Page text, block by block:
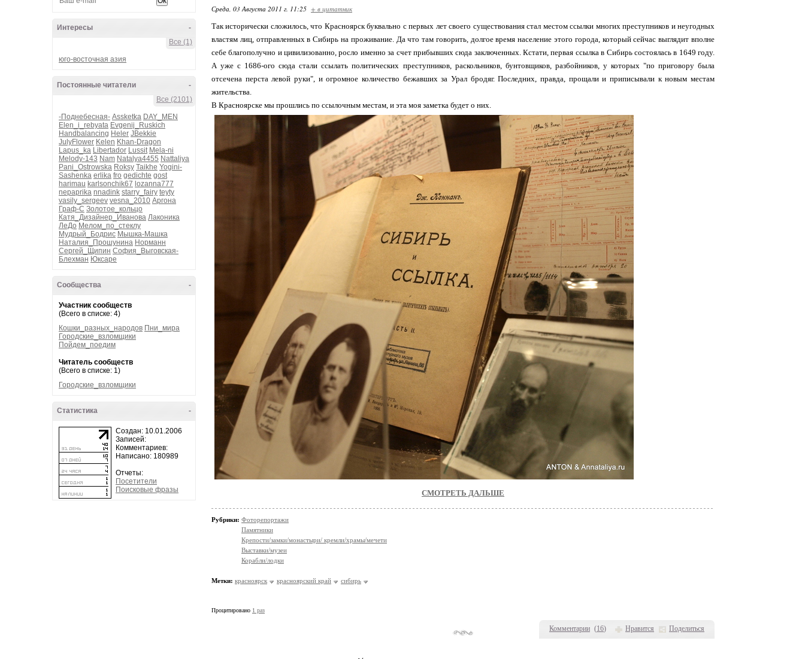
-
Интересы
Все (1)
юго-восточная азия
-
Постоянные читатели
Все (2101)
-Поднебесная- Assketka DAY_MEN
Elen_i_rebyata Evgenij_Ruskich
Handbalancing Heler JBekkie
JulyFlower Kelen Khan-Dragon
Lapus_ka Libertador Lussit Mela-ni
Melody-143 Nam Natalya4455 Nattaliya
Pani_Ostrowska Roksy Taikhe Yogini-
Sashenka erlika fro gedichte gost
harimau karlsonchik67 lozanna777
nepaprika nnadink starry_fairy teyty
vasily_sergeev vesna_2010 Аргона
Граф-С Золотое_кольцо
Катя_Дизайнер_Иванова Лаконика
ЛеДо Мелом_по_стеклу
Мудрый_Бодрис Мышка-Машка
Наталия_Прошунина Норманн
Сергей_Щипин София_Выговская-
Блехман Юксаре
-
Сообщества
Участник сообществ
(Всего в списке: 4)
Кошки_разных_народов Пни_мира
Городские_взломщики
Пойдем_поедим
Читатель сообществ
(Всего в списке: 1)
Городские_взломщики
-
Статистика
Создан: 10.01.2006
Записей:
Комментариев:
Написано: 180989
Отчеты:
Посетители
Поисковые фразы
Комментарии (16) Нравится Поделиться
Среда, 03 Августа 2011 г. 11:25 + в цитатник
Так исторически сложилось, что Красноярск буквально с первых лет своего существования стал местом ссылки многих преступников и неугодных
властям лиц, отправленных в Сибирь на проживание. Да что там говорить, долгое время население этого города, который сейчас выглядит вполне
себе благополучно и цивилизованно, росло именно за счет прибывших сюда заключенных. Кстати, первая ссылка в Сибирь состоялась в 1649 году.
А уже с 1686-ого сюда стали ссылать политических преступников, раскольников, бунтовщиков, разбойников, у которых "по приговору была
отсечена перста левой руки", и огромное количество бежавших за Урал бродяг. Последних, правда, прощали и приписывали к новым местам
жительства.
В Красноярске мы прошлись по ссылочным местам, и эта моя заметка будет о них.
СМОТРЕТЬ ДАЛЬШЕ
Рубрики: Фоторепортажи
Памятники
Крепости/замки/монастыри/ кремли/храмы/мечети
Выставки/музеи
Корабли/лодки
Метки: красноярск красноярский край сибирь
Процитировано 1 раз